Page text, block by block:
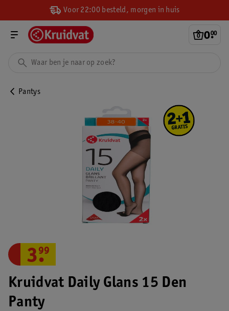
Voor 22:00 besteld, morgen in huis
0.
00
Pantys
Kruidvat Daily Glans 15 Den
Panty
3.
99